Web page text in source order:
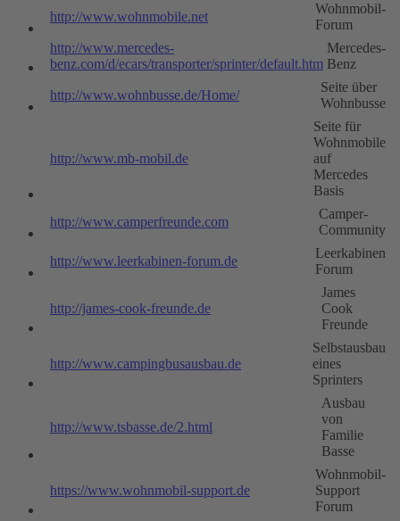
http://www.wohnmobile.net
Wohnmobil-
Forum
http://www.mercedes-
benz.com/d/ecars/transporter/sprinter/default.htm
Mercedes-
Benz
http://www.wohnbusse.de/Home/
Seite über
Wohnbusse
http://www.mb-mobil.de
Seite für
Wohnmobile
auf
Mercedes
Basis
http://www.camperfreunde.com
Camper-
Community
http://www.leerkabinen-forum.de
Leerkabinen
Forum
http://james-cook-freunde.de
James
Cook
Freunde
http://www.campingbusausbau.de
Selbstausbau
eines
Sprinters
http://www.tsbasse.de/2.html
Ausbau
von
Familie
Basse
https://www.wohnmobil-support.de
Wohnmobil-
Support
Forum